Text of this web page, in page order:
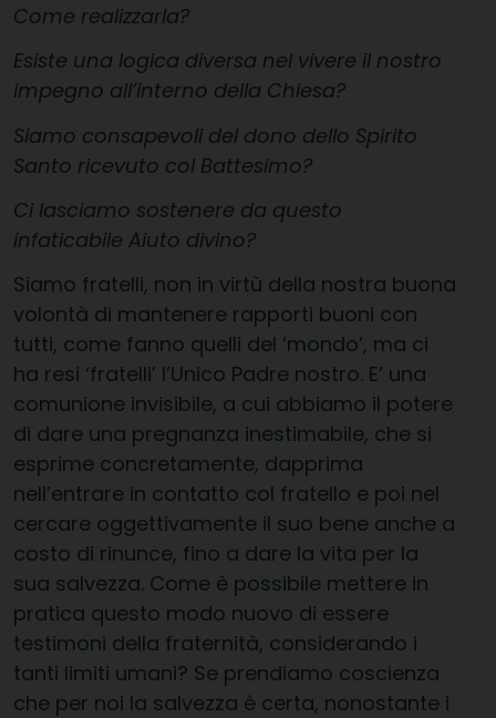
Come realizzarla?
Esiste una logica diversa nel vivere il nostro
impegno all’interno della Chiesa?
Siamo consapevoli del dono dello Spirito
Santo ricevuto col Battesimo?
Ci lasciamo sostenere da questo
infaticabile Aiuto divino?
Siamo fratelli, non in virtù della nostra buona
volontà di mantenere rapporti buoni con
tutti, come fanno quelli del ‘mondo’, ma ci
ha resi ‘fratelli’ l’Unico Padre nostro. E’ una
comunione invisibile, a cui abbiamo il potere
di dare una pregnanza inestimabile, che si
esprime concretamente, dapprima
nell’entrare in contatto col fratello e poi nel
cercare oggettivamente il suo bene anche a
costo di rinunce, fino a dare la vita per la
sua salvezza. Come è possibile mettere in
pratica questo modo nuovo di essere
testimoni della fraternità, considerando i
tanti limiti umani? Se prendiamo coscienza
che per noi la salvezza è certa, nonostante i